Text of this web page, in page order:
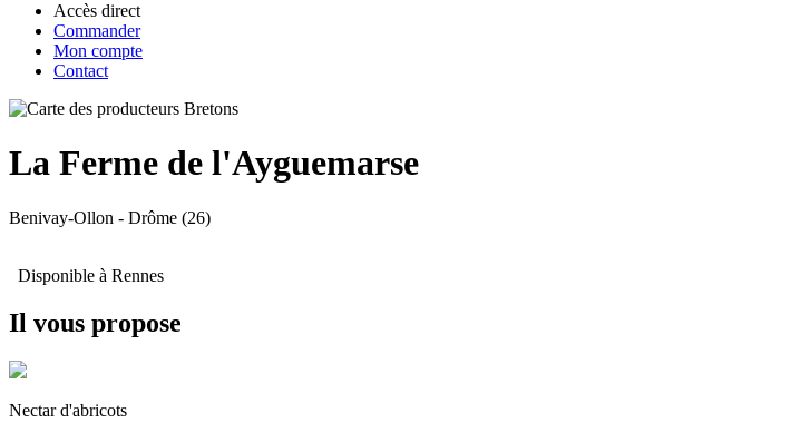
Accès direct
Commander
Mon compte
Contact
La Ferme de l'Ayguemarse
Benivay-Ollon - Drôme (26)
Disponible à Rennes
Il vous propose
Nectar d'abricots